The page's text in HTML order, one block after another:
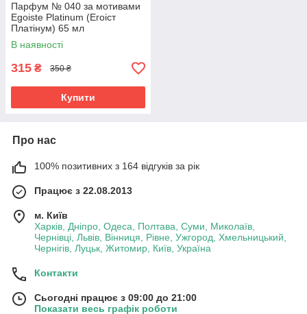
Парфум № 040 за мотивами
Egoiste Platinum (Егоіст
Платінум) 65 мл
В наявності
315 ₴ 350 ₴
Купити
Про нас
100% позитивних з 164 відгуків за рік
Працює з 22.08.2013
м. Київ
Харків, Дніпро, Одеса, Полтава, Суми, Миколаїв,
Чернівці, Львів, Вінниця, Рівне, Ужгород, Хмельницький,
Чернігів, Луцьк, Житомир, Київ, Україна
Контакти
Сьогодні працює з 09:00 до 21:00
Показати весь графік роботи